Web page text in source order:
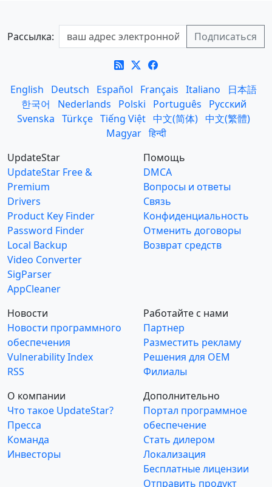
Рассылка:
English Deutsch Español Français Italiano
日本語
한국어
Nederlands Polski Português
Русский
Svenska Türkçe Tiếng Việt 中文(简体) 中文(繁體)
Magyar हिन्दी
UpdateStar
UpdateStar Free &
Premium
Drivers
Product Key Finder
Password Finder
Local Backup
Video Converter
SigParser
AppCleaner
Помощь
DMCA
Вопросы и ответы
Связь
Конфиденциальность
Отменить договоры
Возврат средств
Новости
Новости программного
обеспечения
Vulnerability Index
RSS
Работайте с нами
Партнер
Разместить рекламу
Решения для OEM
Филиалы
О компании
Что такое UpdateStar?
Пресса
Команда
Инвесторы
Дополнительно
Портал программное
обеспечение
Стать дилером
Локализация
Бесплатные лицензии
Отправить продукт